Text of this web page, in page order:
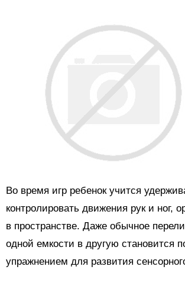
Во время игр ребенок учится
контролировать движения рук и ног,
в пространстве. Даже обычное
одной емкости в другую становится
упражнением для развития